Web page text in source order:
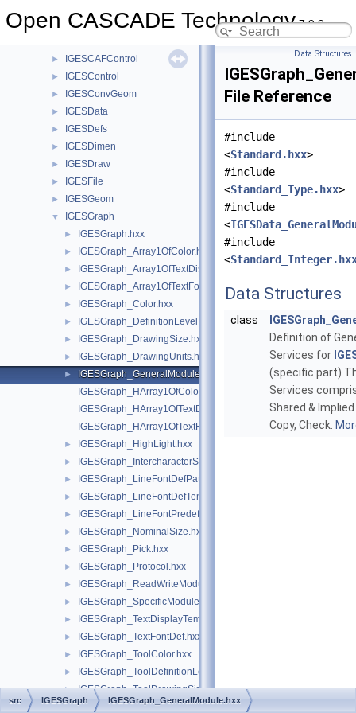
Open CASCADE Technology7.9.0
IGESAppli
► IGESCAFControl
► IGESControl
► IGESConvGeom
► IGESData
► IGESDefs
► IGESDimen
► IGESDraw
► IGESFile
► IGESGeom
▼ IGESGraph
► IGESGraph.hxx
► IGESGraph_Array1OfColor.hxx
► IGESGraph_Array1OfTextDisplayTemplate.hxx
► IGESGraph_Array1OfTextFontDef.hxx
► IGESGraph_Color.hxx
► IGESGraph_DefinitionLevel.hxx
► IGESGraph_DrawingSize.hxx
► IGESGraph_DrawingUnits.hxx
►
IGESGraph_GeneralModule.hxx
IGESGraph_HArray1OfColor.hxx
IGESGraph_HArray1OfTextDisplayTemplate.hxx
IGESGraph_HArray1OfTextFontDef.hxx
► IGESGraph_HighLight.hxx
► IGESGraph_IntercharacterSpacing.hxx
► IGESGraph_LineFontDefPattern.hxx
► IGESGraph_LineFontDefTemplate.hxx
► IGESGraph_LineFontPredefined.hxx
► IGESGraph_NominalSize.hxx
► IGESGraph_Pick.hxx
► IGESGraph_Protocol.hxx
► IGESGraph_ReadWriteModule.hxx
► IGESGraph_SpecificModule.hxx
► IGESGraph_TextDisplayTemplate.hxx
► IGESGraph_TextFontDef.hxx
► IGESGraph_ToolColor.hxx
► IGESGraph_ToolDefinitionLevel.hxx
► IGESGraph_ToolDrawingSize.hxx
► IGESGraph_ToolDrawingUnits.hxx
Data Structures
File Reference
#include
<Standard.hxx>
#include
<Standard_Type.hxx>
#include
<
#include
<
Data Structures
class
Definition of
Services for
(specific part)
Services
Shared &
Copy, Check.
src IGESGraph IGESGraph_GeneralModule.hxx